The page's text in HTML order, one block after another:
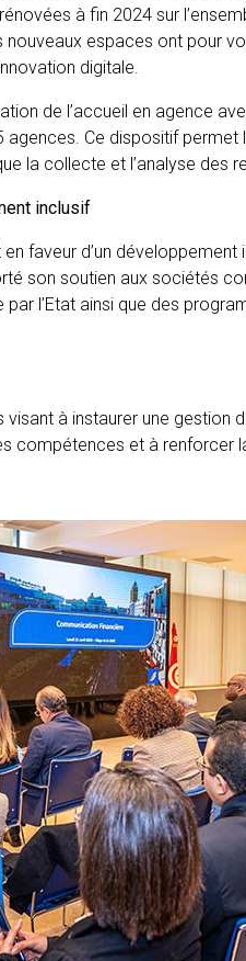
à fin 2024 sur
espaces ont pour
digitale.
de l’accueil en agence
Ce dispositif permet
la collecte et l’analyse des
inclusif
faveur d’un développement
son soutien aux sociétés
l’Etat ainsi que des
visant à instaurer une gestion
compétences et à renforcer